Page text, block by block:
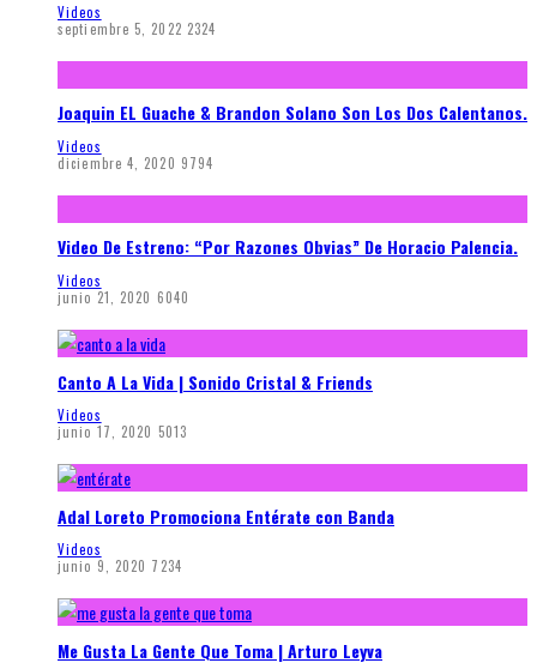
Videos
septiembre 5, 2022 2324
Joaquin EL Guache & Brandon Solano Son Los Dos Calentanos.
Videos
diciembre 4, 2020 9794
Video De Estreno: “Por Razones Obvias” De Horacio Palencia.
Videos
junio 21, 2020 6040
Canto A La Vida | Sonido Cristal & Friends
Videos
junio 17, 2020 5013
Adal Loreto Promociona Entérate con Banda
Videos
junio 9, 2020 7234
Me Gusta La Gente Que Toma | Arturo Leyva